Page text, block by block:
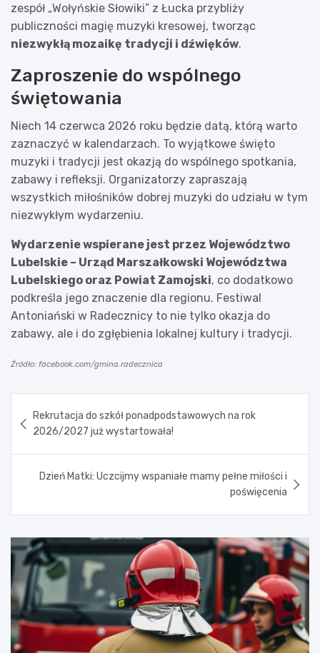
zespół „Wołyńskie Słowiki” z Łucka przybliży
publiczności magię muzyki kresowej, tworząc
niezwykłą mozaikę tradycji i dźwięków.
Zaproszenie do wspólnego
świętowania
Niech 14 czerwca 2026 roku będzie datą, którą warto
zaznaczyć w kalendarzach. To wyjątkowe święto
muzyki i tradycji jest okazją do wspólnego spotkania,
zabawy i refleksji. Organizatorzy zapraszają
wszystkich miłośników dobrej muzyki do udziału w tym
niezwykłym wydarzeniu.
Wydarzenie wspierane jest przez Województwo
Lubelskie – Urząd Marszałkowski Województwa
Lubelskiego oraz Powiat Zamojski, co dodatkowo
podkreśla jego znaczenie dla regionu. Festiwal
Antoniański w Radecznicy to nie tylko okazja do
zabawy, ale i do zgłębienia lokalnej kultury i tradycji.
Źródło: facebook.com/gmina.radecznica
wpisu
Rekrutacja do szkół ponadpodstawowych na rok
2026/2027 już wystartowała!
Dzień Matki: Uczcijmy wspaniałe mamy pełne miłości i
poświęcenia